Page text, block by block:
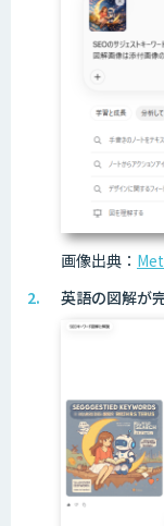
画像出典：
英語の図解が